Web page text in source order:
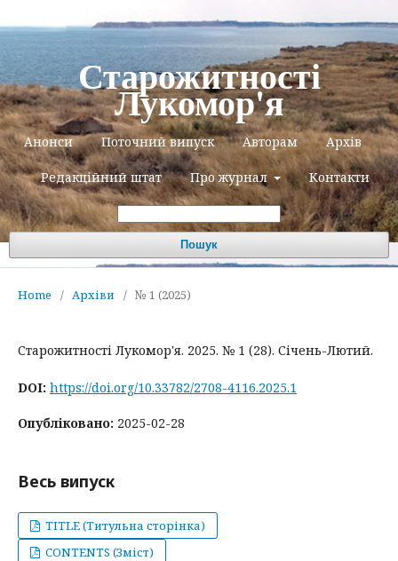
Старожитності
Лукомор'я
Анонси Поточний випуск Авторам Архів
Редакційний штат Про журнал Контакти
Пошук
Home / Архіви / № 1 (2025)
Старожитності Лукомор'я. 2025. № 1 (28). Січень-Лютий.
DOI: https://doi.org/10.33782/2708-4116.2025.1
Опубліковано: 2025-02-28
Весь випуск
TITLE (Титульна сторінка)
CONTENTS (Зміст)